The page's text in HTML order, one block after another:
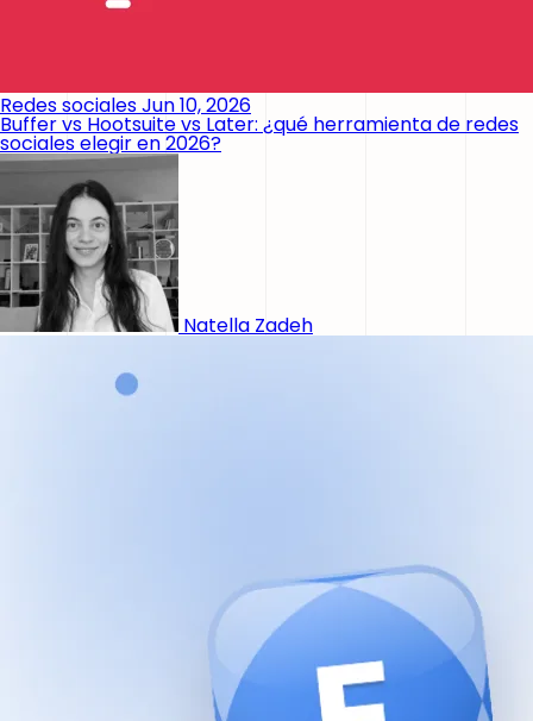
Redes socialesJun 10, 2026
Buffer vs Hootsuite vs Later: ¿qué herramienta de redes
sociales elegir en 2026?
Natella Zadeh